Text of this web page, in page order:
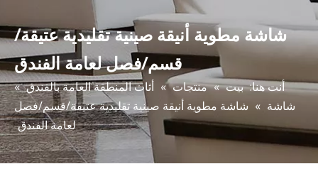
شاشة مطوية أنيقة صينية تقليدية عتيقة/
قسم/فصل لعامة الفندق
أنت هنا: بيت » منتجات » أثاث المنطقة العامة بالفندق »
شاشة » شاشة مطوية أنيقة صينية تقليدية عتيقة/قسم/فصل
لعامة الفندق